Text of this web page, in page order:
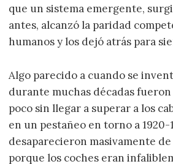
que un sistema emergente,
antes, alcanzó la paridad
humanos y los dejó atrás para
Algo parecido a cuando se
durante muchas décadas
poco sin llegar a superar a los
en un pestañeo en torno a 1920-
desaparecieron masivamente
porque los coches eran